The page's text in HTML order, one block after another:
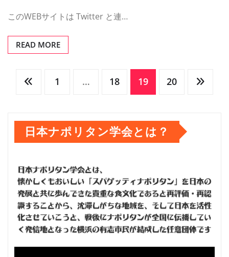
このWEBサイトは Twitter と連…
READ MORE
稿
の
ペ
ー
ジ
1 … 18 19 20
日本ナポリタン学会とは？